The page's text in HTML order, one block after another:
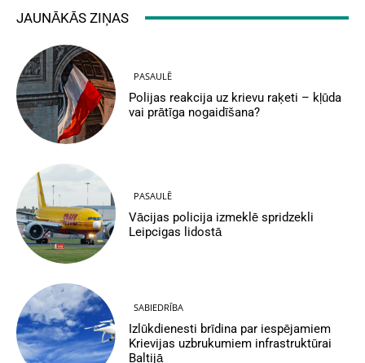
JAUNĀKĀS ZIŅAS
PASAULĒ
Polijas reakcija uz krievu raķeti – kļūda
vai prātīga nogaidīšana?
PASAULĒ
Vācijas policija izmeklē spridzekli
Leipcigas lidostā
SABIEDRĪBA
Izlūkdienesti brīdina par iespējamiem
Krievijas uzbrukumiem infrastruktūrai
Baltijā